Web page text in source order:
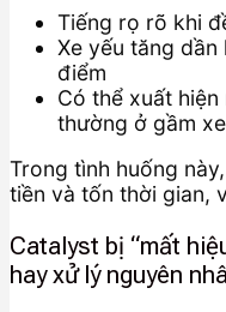
Tiếng rọ rõ khi
Xe yếu tăng
điểm
Có thể xuất
thường ở gầm xe
Trong tình huống
tiền và tốn thời gian,
Catalyst bị “mất
hay xử lý nguyên